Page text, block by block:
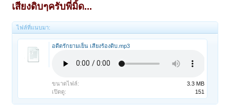
เสียงดิบๆครับพี่มิ้ด...
ไฟล์ที่แนบมา:
อดีตรักยามเย็น เสียงร้องดิบ.mp3
ขนาดไฟล์:
3.3 MB
เปิดดู:
151